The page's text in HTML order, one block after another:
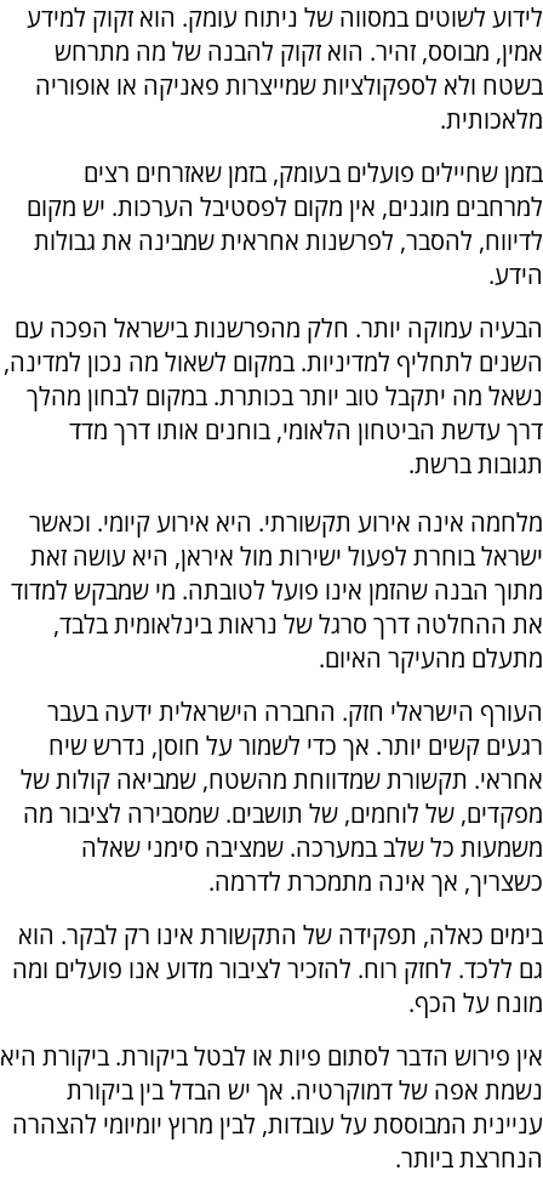
לידוע לשוטים במסווה של ניתוח עומק. הוא זקוק למידע
אמין, מבוסס, זהיר. הוא זקוק להבנה של מה מתרחש
בשטח ולא לספקולציות שמייצרות פאניקה או אופוריה
מלאכותית.
בזמן שחיילים פועלים בעומק, בזמן שאזרחים רצים
למרחבים מוגנים, אין מקום לפסטיבל הערכות. יש מקום
לדיווח, להסבר, לפרשנות אחראית שמבינה את גבולות
הידע.
הבעיה עמוקה יותר. חלק מהפרשנות בישראל הפכה עם
השנים לתחליף למדיניות. במקום לשאול מה נכון למדינה,
נשאל מה יתקבל טוב יותר בכותרת. במקום לבחון מהלך
דרך עדשת הביטחון הלאומי, בוחנים אותו דרך מדד
תגובות ברשת.
מלחמה אינה אירוע תקשורתי. היא אירוע קיומי. וכאשר
ישראל בוחרת לפעול ישירות מול איראן, היא עושה זאת
מתוך הבנה שהזמן אינו פועל לטובתה. מי שמבקש למדוד
את ההחלטה דרך סרגל של נראות בינלאומית בלבד,
מתעלם מהעיקר האיום.
העורף הישראלי חזק. החברה הישראלית ידעה בעבר
רגעים קשים יותר. אך כדי לשמור על חוסן, נדרש שיח
אחראי. תקשורת שמדווחת מהשטח, שמביאה קולות של
מפקדים, של לוחמים, של תושבים. שמסבירה לציבור מה
משמעות כל שלב במערכה. שמציבה סימני שאלה
כשצריך, אך אינה מתמכרת לדרמה.
בימים כאלה, תפקידה של התקשורת אינו רק לבקר. הוא
גם ללכד. לחזק רוח. להזכיר לציבור מדוע אנו פועלים ומה
מונח על הכף.
אין פירוש הדבר לסתום פיות או לבטל ביקורת. ביקורת היא
נשמת אפה של דמוקרטיה. אך יש הבדל בין ביקורת
עניינית המבוססת על עובדות, לבין מרוץ יומיומי להצהרה
הנחרצת ביותר.